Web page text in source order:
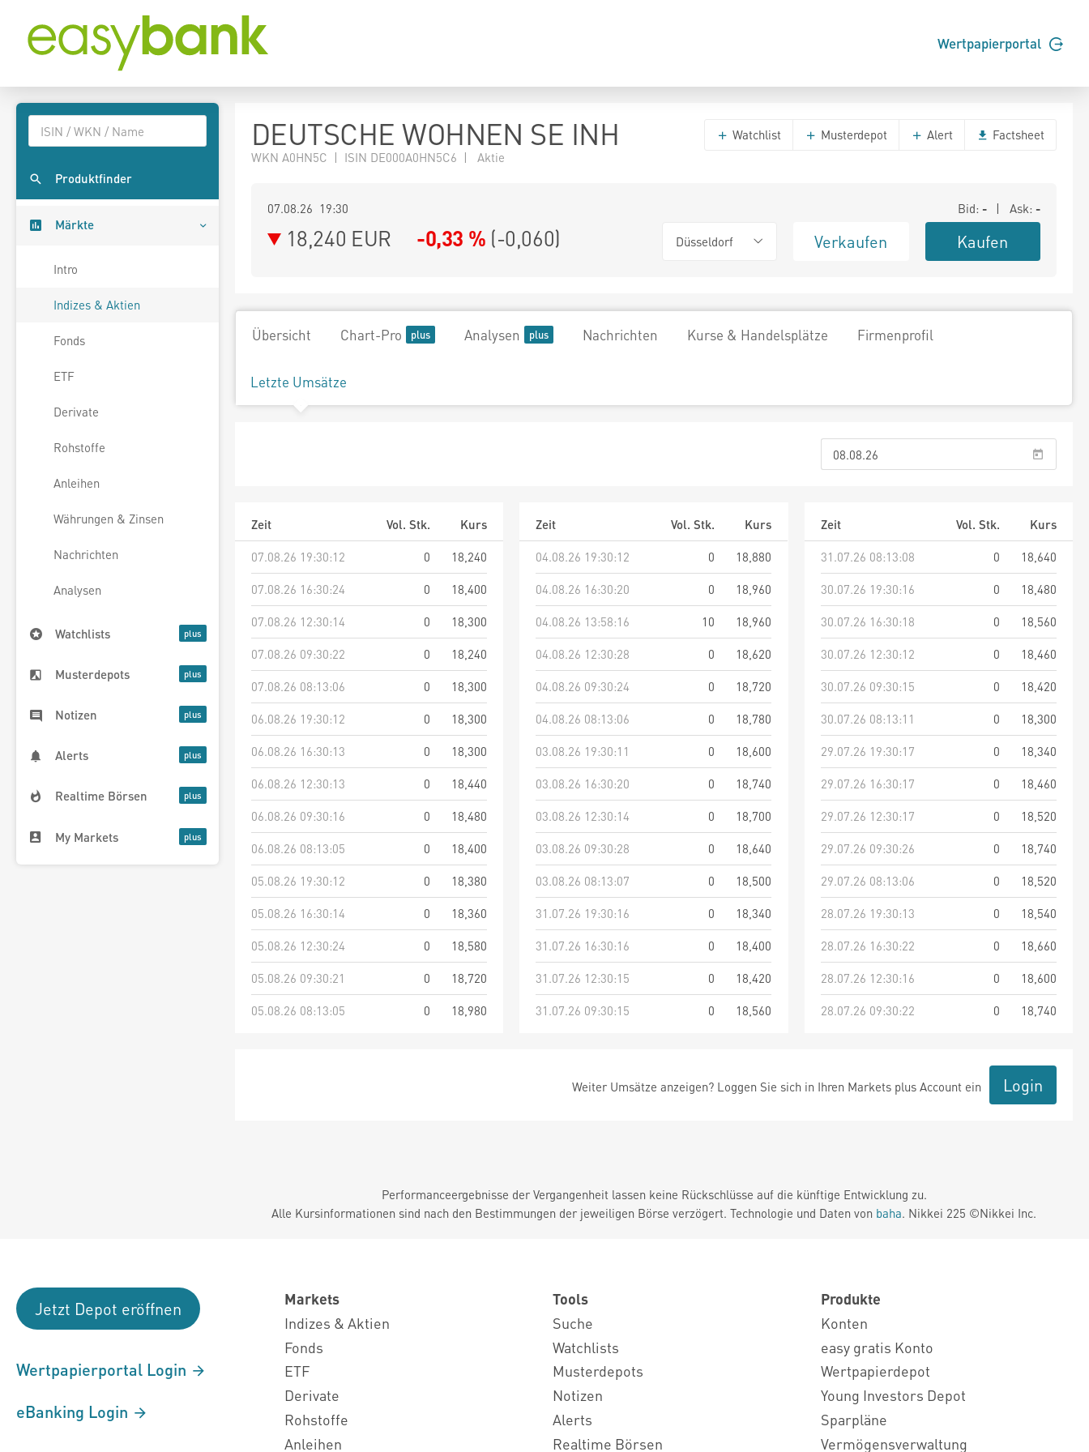
Wertpapierportal
Produktfinder
Märkte
Intro
Indizes & Aktien
Fonds
ETF
Derivate
Rohstoffe
Anleihen
Währungen & Zinsen
Nachrichten
Analysen
Watchlists
Musterdepots
Notizen
Alerts
Realtime Börsen
My Markets
DEUTSCHE WOHNEN SE INH
WKN A0HN5C | ISIN DE000A0HN5C6 | Aktie
Watchlist Musterdepot Alert Factsheet
07.08.26 19:30 Bid: - | Ask: -
18,240 EUR -0,33 % (-0,060) Düsseldorf Verkaufen Kaufen
Übersicht Chart-Pro Analysen Nachrichten Kurse & Handelsplätze Firmenprofil
Letzte Umsätze
Zeit Vol. Stk.
Kurs
07.08.26 19:30:12
0
18,240
07.08.26 16:30:24
0
18,400
07.08.26 12:30:14
0
18,300
07.08.26 09:30:22
0
18,240
07.08.26 08:13:06
0
18,300
06.08.26 19:30:12
0
18,300
06.08.26 16:30:13
0
18,300
06.08.26 12:30:13
0
18,440
06.08.26 09:30:16
0
18,480
06.08.26 08:13:05
0
18,400
05.08.26 19:30:12
0
18,380
05.08.26 16:30:14
0
18,360
05.08.26 12:30:24
0
18,580
05.08.26 09:30:21
0
18,720
05.08.26 08:13:05
0 18,980
Zeit Vol. Stk.
Kurs
04.08.26 19:30:12
0
18,880
04.08.26 16:30:20
0
18,960
04.08.26 13:58:16
10
18,960
04.08.26 12:30:28
0
18,620
04.08.26 09:30:24
0
18,720
04.08.26 08:13:06
0
18,780
03.08.26 19:30:11
0
18,600
03.08.26 16:30:20
0
18,740
03.08.26 12:30:14
0
18,700
03.08.26 09:30:28
0
18,640
03.08.26 08:13:07
0
18,500
31.07.26 19:30:16
0
18,340
31.07.26 16:30:16
0
18,400
31.07.26 12:30:15
0
18,420
31.07.26 09:30:15
0 18,560
Zeit Vol. Stk.
Kurs
31.07.26 08:13:08
0
18,640
30.07.26 19:30:16
0
18,480
30.07.26 16:30:18
0
18,560
30.07.26 12:30:12
0
18,460
30.07.26 09:30:15
0
18,420
30.07.26 08:13:11
0
18,300
29.07.26 19:30:17
0
18,340
29.07.26 16:30:17
0
18,460
29.07.26 12:30:17
0
18,520
29.07.26 09:30:26
0
18,740
29.07.26 08:13:06
0
18,520
28.07.26 19:30:13
0
18,540
28.07.26 16:30:22
0
18,660
28.07.26 12:30:16
0
18,600
28.07.26 09:30:22
0 18,740
Weiter Umsätze anzeigen? Loggen Sie sich in Ihren Markets plus Account ein Login
Performanceergebnisse der Vergangenheit lassen keine Rückschlüsse auf die künftige Entwicklung zu.
Alle Kursinformationen sind nach den Bestimmungen der jeweiligen Börse verzögert. Technologie und Daten von baha. Nikkei 225 ©Nikkei Inc.
Jetzt Depot eröffnen
Wertpapierportal Login
eBanking Login
Markets
Indizes & Aktien
Fonds
ETF
Derivate
Rohstoffe
Anleihen
Tools
Suche
Watchlists
Musterdepots
Notizen
Alerts
Realtime Börsen
Produkte
Konten
easy gratis Konto
Wertpapierdepot
Young Investors Depot
Sparpläne
Vermögensverwaltung